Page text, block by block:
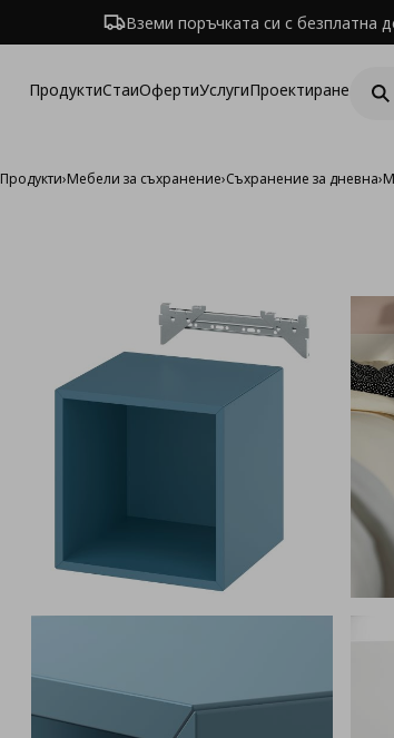
Вземи поръчката си с безплатна
ПродуктиСтаиОфертиУслугиПроектиране
Продукти›Мебели за съхранение›Съхранение за дневна›